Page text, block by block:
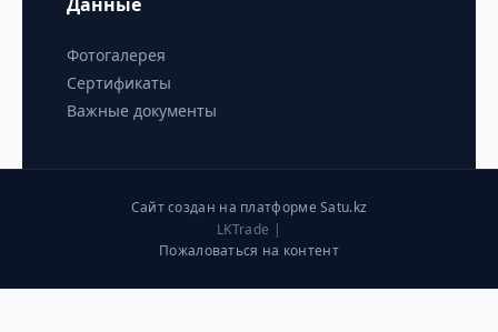
Фотогалерея
Сертификаты
Важные документы
Сайт создан на платформе Satu.kz
LKTrade |
Пожаловаться на контент